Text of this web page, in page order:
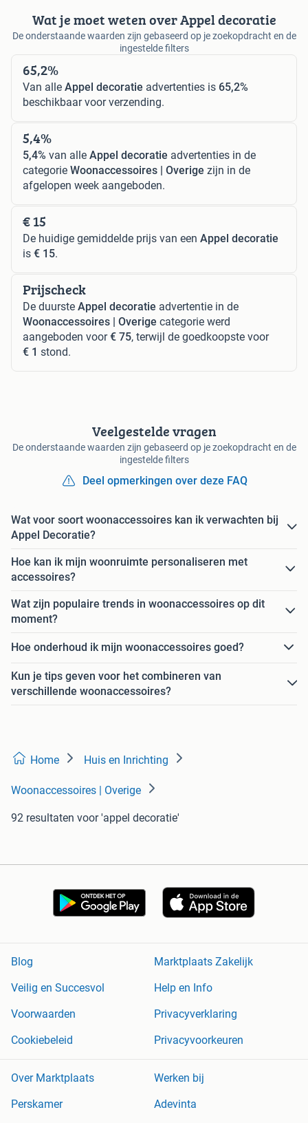
Wat je moet weten over Appel decoratie
De onderstaande waarden zijn gebaseerd op je zoekopdracht en de
ingestelde filters
65,2%
Van alle Appel decoratie advertenties is 65,2%
beschikbaar voor verzending.
5,4%
5,4% van alle Appel decoratie advertenties in de
categorie Woonaccessoires | Overige zijn in de
afgelopen week aangeboden.
€ 15
De huidige gemiddelde prijs van een Appel decoratie
is € 15.
Prijscheck
De duurste Appel decoratie advertentie in de
Woonaccessoires | Overige categorie werd
aangeboden voor€ 75, terwijl de goedkoopste voor
€ 1 stond.
Veelgestelde vragen
De onderstaande waarden zijn gebaseerd op je zoekopdracht en de
ingestelde filters
Deel opmerkingen over deze FAQ
Wat voor soort woonaccessoires kan ik verwachten bij
Appel Decoratie?
Hoe kan ik mijn woonruimte personaliseren met
accessoires?
Wat zijn populaire trends in woonaccessoires op dit
moment?
Hoe onderhoud ik mijn woonaccessoires goed?
Kun je tips geven voor het combineren van
verschillende woonaccessoires?
Home Huis en Inrichting
Woonaccessoires | Overige
92 resultaten voor 'appel decoratie'
Blog
Marktplaats Zakelijk
Veilig en Succesvol
Help en Info
Voorwaarden
Privacyverklaring
Cookiebeleid
Privacyvoorkeuren
Over Marktplaats
Werken bij
Perskamer
Adevinta